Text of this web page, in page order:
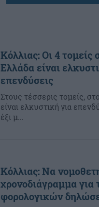
Κόλλιας: Οι 4 τομείς
Ελλάδα είναι
επενδύσεις
Στους τέσσερις τομείς,
είναι ελκυστική για
έξι μ...
Κόλλιας: Να
χρονοδιάγραμμα για
φορολογικών